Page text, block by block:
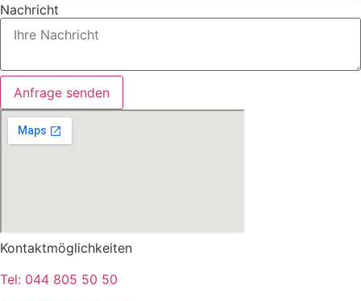
Nachricht
Anfrage senden
Kontaktmöglichkeiten
Tel: 044 805 50 50